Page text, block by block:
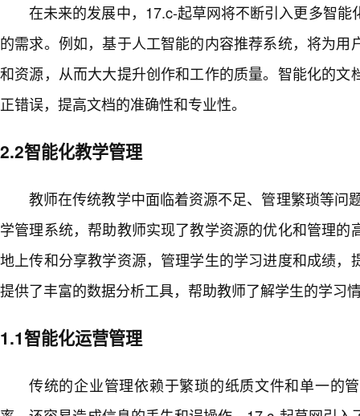
在未来的发展中，17.c-起草网将不断引入更多智
的需求。例如，基于人工智能的内容推荐系统，将为用
和资源，从而大大提升创作和工作的质量。智能化的文
正错误，提高文档的准确性和专业性。
2.2智能化教学管理
教师在传统教学中面临着资源不足、管理繁琐等问
学管理系统，帮助教师实现了教学资源的优化和管理的
地上传和分享教学资源，管理学生的学习进度和成绩，
提供了丰富的数据分析工具，帮助教师了解学生的学习
1.1智能化运营管理
传统的企业管理依赖于繁琐的纸质文件和单一的